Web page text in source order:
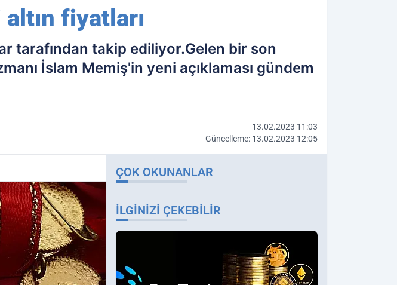
fiyatları
tarafından takip ediliyor.Gelen bir son
İslam Memiş'in yeni açıklaması gündem
13.02.2023 11:03
Güncelleme: 13.02.2023 12:05
ÇOK OKUNANLAR
İLGINIZI ÇEKEBILIR